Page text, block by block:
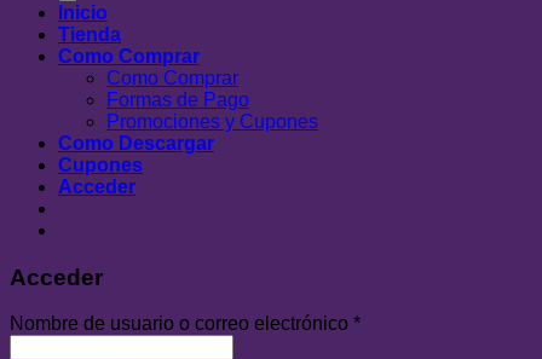
Inicio
Tienda
Como Comprar
Como Comprar
Formas de Pago
Promociones y Cupones
Como Descargar
Cupones
Acceder
Acceder
Nombre de usuario o correo electrónico *